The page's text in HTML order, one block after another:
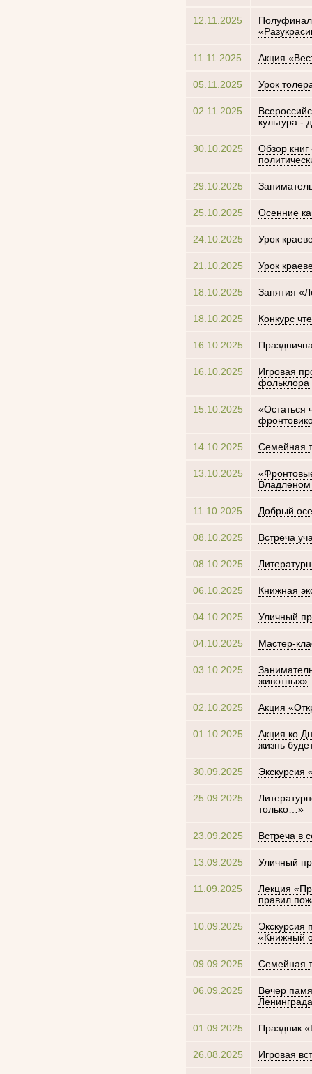
12.11.2025
Полуфинал
11.11.2025 Акция
05.11.2025 Урок
02.11.2025
культура -
30.10.2025
Обзор
29.10.2025
25.10.2025 Осенние
24.10.2025 Урок
21.10.2025 Урок
18.10.2025 Занятия
18.10.2025 Конкурс
16.10.2025
16.10.2025
Игровая
фольклора
15.10.2025
«Остаться
14.10.2025 Семейная
13.10.2025
11.10.2025 Добрый
08.10.2025 Встреча
08.10.2025
06.10.2025 Книжная
04.10.2025 Уличный
04.10.2025 Мастер-
03.10.2025
животных»
02.10.2025 Акция
01.10.2025
Акция ко
жизнь
30.09.2025 Экскурсия
25.09.2025
только…»
23.09.2025 Встреча в
13.09.2025 Уличный
11.09.2025
Лекция
правил
10.09.2025
Экскурсия
«Книжный
09.09.2025 Семейная
06.09.2025
Вечер
01.09.2025 Праздник
26.08.2025 Игровая